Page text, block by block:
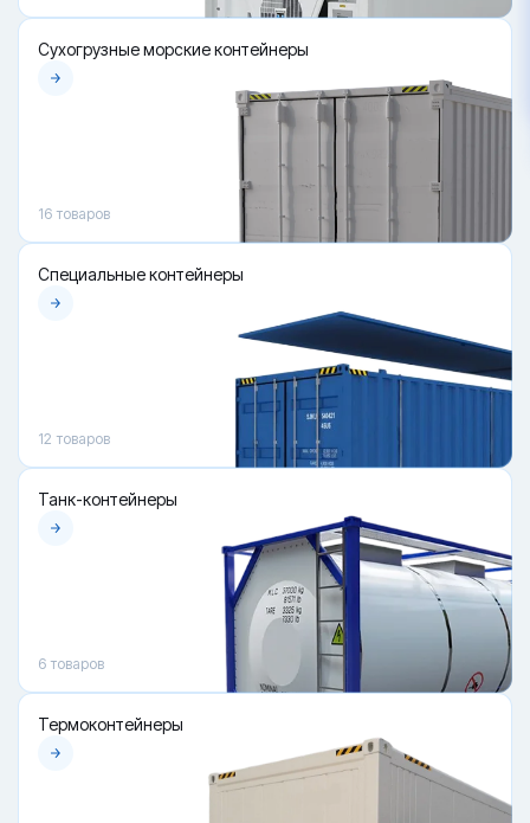
Сухогрузные морские контейнеры
16 товаров
Специальные контейнеры
12 товаров
Танк-контейнеры
6 товаров
Термоконтейнеры